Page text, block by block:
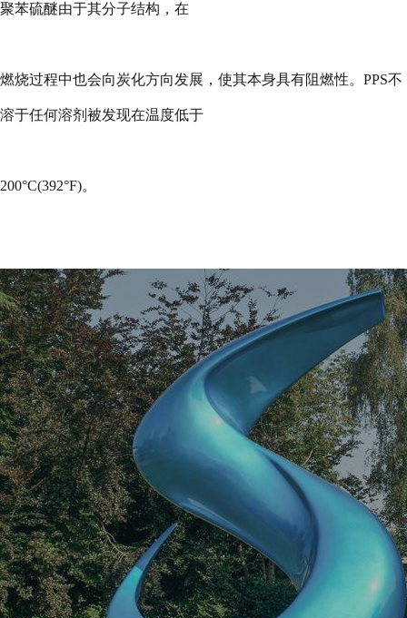
聚苯硫醚由于其分子结构，在
燃烧过程中也会向炭化方向发展，使其本身具有阻燃性。 PPS不
溶于任何溶剂被发现在温度低于
200°C(392°F)。